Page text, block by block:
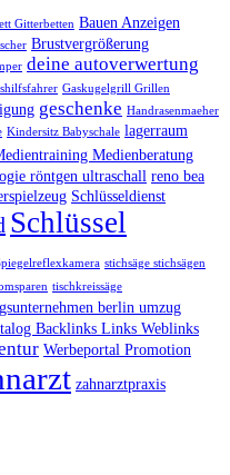
Gitterbetten Bauen Anzeigen
Brustvergrößerung
deine autoverwertung
Gaskugelgrill Grillen
geschenke Handrasenmaeher
Kindersitz Babyschale lagerraum
Medienberatung
röntgen ultraschall reno bea
Schlüsseldienst
Schlüssel
stichsäge stichsägen
tischkreissäge
berlin umzug
Backlinks Links Weblinks
Werbeportal Promotion
zahnarztpraxis